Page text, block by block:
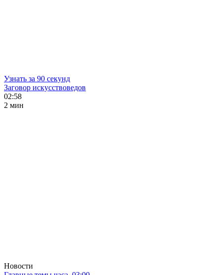
Узнать за 90 секунд
Заговор искусствоведов
02:58
2 мин
Новости